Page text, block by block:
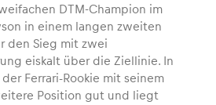
DTM-Champion im
in einem langen zweiten
den Sieg mit zwei
eiskalt über die Ziellinie. In
Ferrari-Rookie mit seinem
Position gut und liegt